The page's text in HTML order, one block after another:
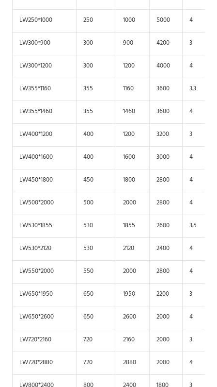
LW250*1000 250 1000 5000 4
LW300*900 300 900 4200 3
LW300*1200 300 1200 4000 4
LW355*1160 355 1160 3600 3.3
LW355*1460 355 1460 3600 4
LW400*1200 400 1200 3200 3
LW400*1600 400 1600 3000 4
LW450*1800 450 1800 2800 4
LW500*2000 500 2000 2800 4
LW530*1855 530 1855 2600 3.5
LW530*2120 530 2120 2400 4
LW550*2000 550 2000 2800 4
LW650*1950 650 1950 2200 3
LW650*2600 650 2600 2000 4
LW720*2160 720 2160 2000 3
LW720*2880 720 2880 2000 4